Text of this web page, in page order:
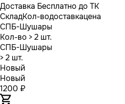
Доставка Бесплатно до ТК
СкладКол-водоставкацена
СПБ-Шушары
Кол-во > 2 шт.
СПБ-Шушары
> 2 шт.
Новый
Новый
1200 ₽